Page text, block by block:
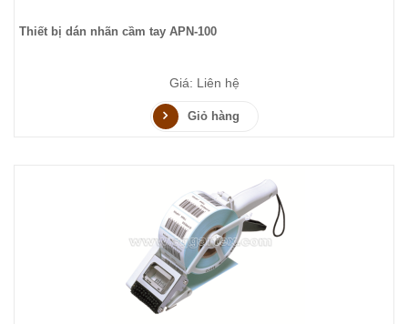
Thiết bị dán nhãn cầm tay APN-100
Giá: Liên hệ
Giỏ hàng